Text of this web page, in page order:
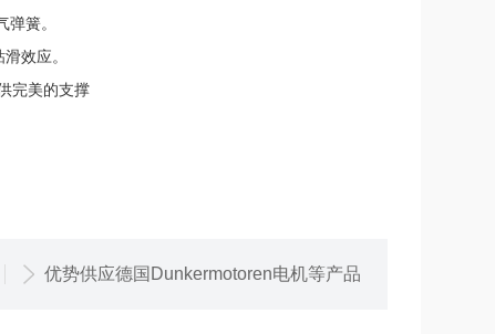
簧。
效应。
完美的支撑
优势供应德国Dunkermotoren电机等产品